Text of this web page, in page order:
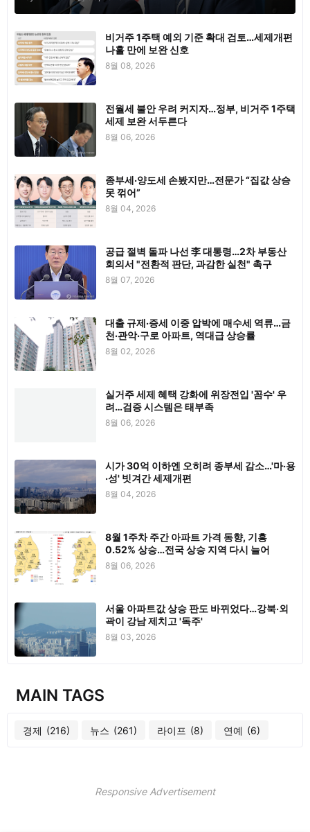
비거주 1주택 예외 기준 확대 검토…세제개편
나흘 만에 보완 신호
8월 08, 2026
전월세 불안 우려 커지자…정부, 비거주 1주택
세제 보완 서두른다
8월 06, 2026
종부세·양도세 손봤지만…전문가 “집값 상승
못 꺾어”
8월 04, 2026
공급 절벽 돌파 나선 李 대통령…2차 부동산
회의서 "전환적 판단, 과감한 실천" 촉구
8월 07, 2026
대출 규제·증세 이중 압박에 매수세 역류…금
천·관악·구로 아파트, 역대급 상승률
8월 02, 2026
실거주 세제 혜택 강화에 위장전입 '꼼수' 우
려…검증 시스템은 태부족
8월 06, 2026
시가 30억 이하엔 오히려 종부세 감소…'마·용
·성' 빗겨간 세제개편
8월 04, 2026
8월 1주차 주간 아파트 가격 동향, 기흥
0.52% 상승…전국 상승 지역 다시 늘어
8월 06, 2026
서울 아파트값 상승 판도 바뀌었다…강북·외
곽이 강남 제치고 '독주'
8월 03, 2026
MAIN TAGS
경제 (216) 뉴스 (261) 라이프 (8) 연예 (6)
Responsive Advertisement